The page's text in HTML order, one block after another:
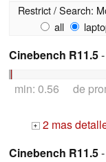
Restrict / Search:
all
Cinebench R11.5
min: 0.56 de
+ 2 mas
Cinebench R11.5